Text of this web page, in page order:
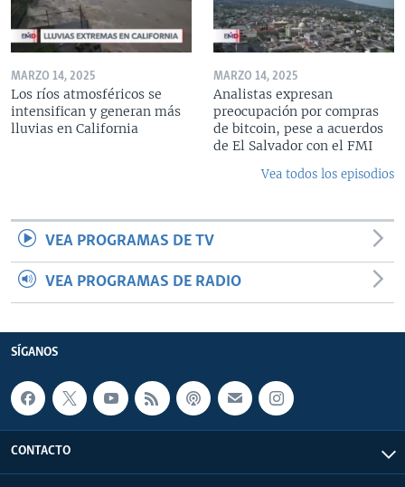
MARZO 14, 2025
Los ríos atmosféricos se
intensifican y generan más
lluvias en California
MARZO 14, 2025
Analistas expresan
preocupación por compras
de bitcoin, pese a acuerdos
de El Salvador con el FMI
Vea todos los episodios
VEA PROGRAMAS DE TV
VEA PROGRAMAS DE RADIO
SÍGANOS
CONTACTO